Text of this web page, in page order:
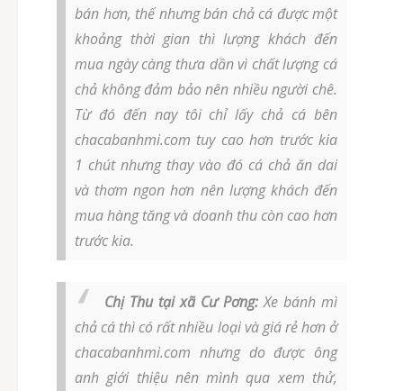
bán hơn, thế nhưng bán chả cá được một
khoảng thời gian thì lượng khách đến
mua ngày càng thưa dần vì chất lượng cá
chả không đảm bảo nên nhiều người chê.
Từ đó đến nay tôi chỉ lấy chả cá bên
chacabanhmi.com tuy cao hơn trước kia
1 chút nhưng thay vào đó cá chả ăn dai
và thơm ngon hơn nên lượng khách đến
mua hàng tăng và doanh thu còn cao hơn
trước kia.
Chị Thu tại xã Cư Pơng: Xe bánh mì
chả cá thì có rất nhiều loại và giá rẻ hơn ở
chacabanhmi.com nhưng do được ông
anh giới thiệu nên mình qua xem thử,